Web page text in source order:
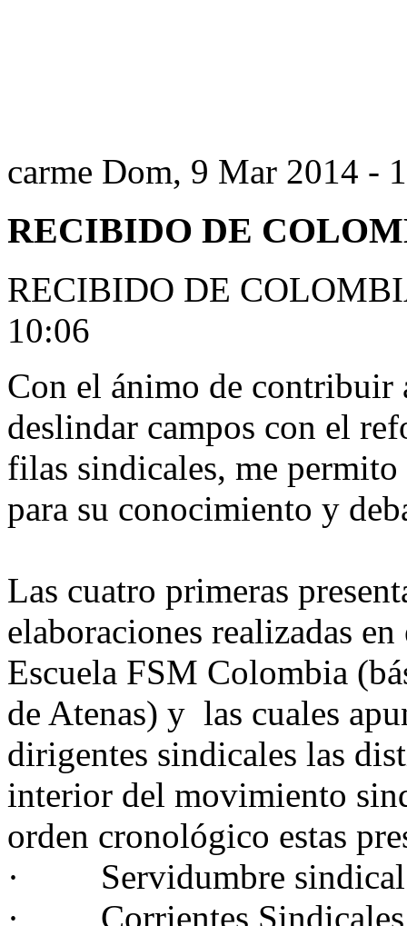
carme Dom, 9 Mar 2014 -
RECIBIDO DE
RECIBIDO DE
10:06
Con el ánimo de contribuir
deslindar campos con el
filas sindicales, me
para su conocimiento y
Las cuatro primeras
elaboraciones realizadas
Escuela FSM Colombia
de Atenas) y las cuales
dirigentes sindicales las
interior del movimiento
orden cronológico estas
· Servidumbre sindical
· Corrientes Sindicales